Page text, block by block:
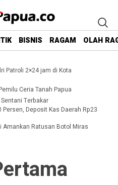
BISNIS RAGAM OLAH
Patroli 2×24 jam di Kota
Ceria Tanah Papua
Terbakar
Deposit Kas Daerah Rp23
Amankan Ratusan Botol Miras